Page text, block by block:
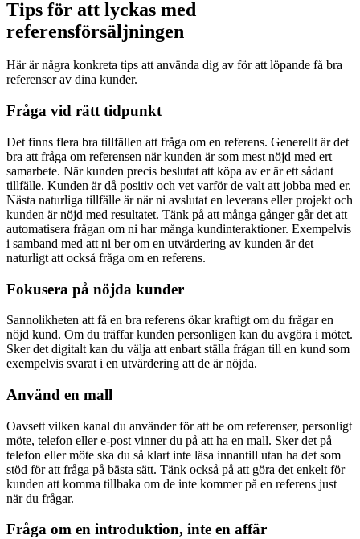
Tips för att lyckas med
referensförsäljningen
Här är några konkreta tips att använda dig av för att löpande få bra
referenser av dina kunder.
Fråga vid rätt tidpunkt
Det finns flera bra tillfällen att fråga om en referens. Generellt är det
bra att fråga om referensen när kunden är som mest nöjd med ert
samarbete. När kunden precis beslutat att köpa av er är ett sådant
tillfälle. Kunden är då positiv och vet varför de valt att jobba med er.
Nästa naturliga tillfälle är när ni avslutat en leverans eller projekt och
kunden är nöjd med resultatet. Tänk på att många gånger går det att
automatisera frågan om ni har många kundinteraktioner. Exempelvis
i samband med att ni ber om en utvärdering av kunden är det
naturligt att också fråga om en referens.
Fokusera på nöjda kunder
Sannolikheten att få en bra referens ökar kraftigt om du frågar en
nöjd kund. Om du träffar kunden personligen kan du avgöra i mötet.
Sker det digitalt kan du välja att enbart ställa frågan till en kund som
exempelvis svarat i en utvärdering att de är nöjda.
Använd en mall
Oavsett vilken kanal du använder för att be om referenser, personligt
möte, telefon eller e-post vinner du på att ha en mall. Sker det på
telefon eller möte ska du så klart inte läsa innantill utan ha det som
stöd för att fråga på bästa sätt. Tänk också på att göra det enkelt för
kunden att komma tillbaka om de inte kommer på en referens just
när du frågar.
Fråga om en introduktion, inte en affär